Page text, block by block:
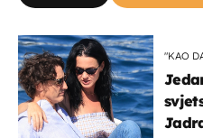
"KAO